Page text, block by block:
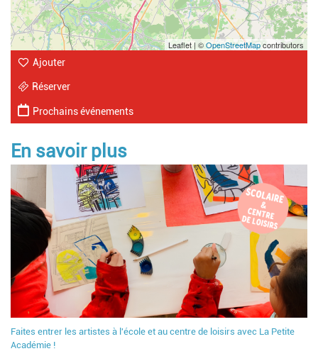
Leaflet | ©OpenStreetMapcontributors
Ajouter
Réserver
Prochains événements
En savoir plus
Faites entrer les artistes à l'école et au centre de loisirs avec La Petite
Académie !